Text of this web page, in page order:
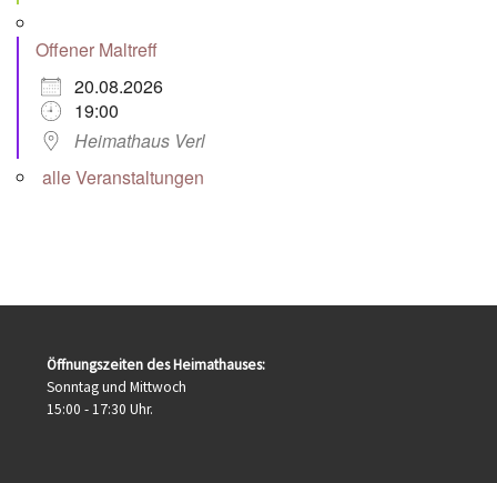
Offener Maltreff
20.08.2026
19:00
Heimathaus Verl
alle Veranstaltungen
Öffnungszeiten des Heimathauses:
Sonntag und Mittwoch
15:00 - 17:30 Uhr.